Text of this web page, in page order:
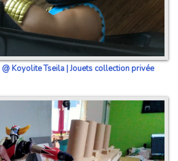
Koyolite Tseila | Jouets collection privée